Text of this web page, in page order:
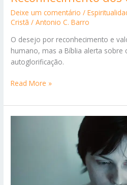
Deixe um comentário /
Cristã /Antonio C. Barro
O desejo por reconhecimento e
humano, mas a Bíblia alerta sobre
autoglorificação.
A
Honra
Vem
Read More »